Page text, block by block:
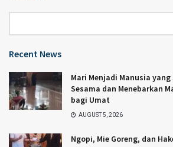
Recent News
Mari Menjadi Manusia
Sesama dan Menebarkan
bagi Umat
AUGUST 5, 2026
Ngopi, Mie Goreng, dan